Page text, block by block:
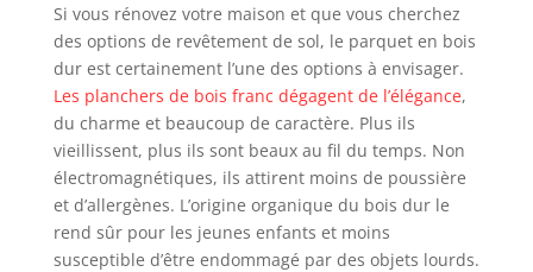
Si vous rénovez votre maison et que vous cherchez
des options de revêtement de sol, le parquet en bois
dur est certainement l’une des options à envisager.
Les planchers de bois franc dégagent de l’élégance,
du charme et beaucoup de caractère. Plus ils
vieillissent, plus ils sont beaux au fil du temps. Non
électromagnétiques, ils attirent moins de poussière
et d’allergènes. L’origine organique du bois dur le
rend sûr pour les jeunes enfants et moins
susceptible d’être endommagé par des objets lourds.